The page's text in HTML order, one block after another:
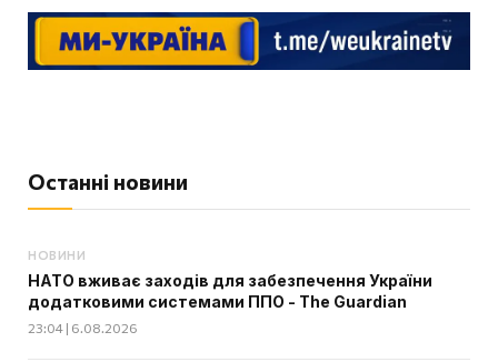
Останні новини
НОВИНИ
НАТО вживає заходів для забезпечення України
додатковими системами ППО - The Guardian
23:04 | 6.08.2026